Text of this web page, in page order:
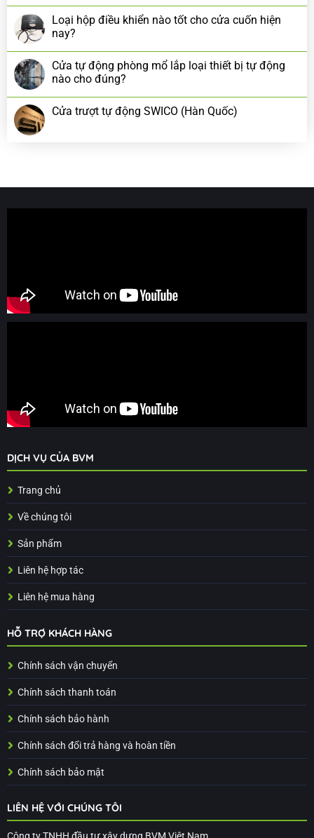
Loại hộp điều khiển nào tốt cho cửa cuốn hiện
nay?
Cửa tự động phòng mổ lắp loại thiết bị tự động
nào cho đúng?
Cửa trượt tự động SWICO (Hàn Quốc)
DỊCH VỤ CỦA BVM
Trang chủ
Về chúng tôi
Sản phẩm
Liên hệ hợp tác
Liên hệ mua hàng
HỖ TRỢ KHÁCH HÀNG
Chính sách vận chuyển
Chính sách thanh toán
Chính sách bảo hành
Chính sách đổi trả hàng và hoàn tiền
Chính sách bảo mật
LIÊN HỆ VỚI CHÚNG TÔI